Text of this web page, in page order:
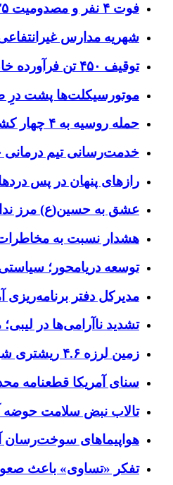
فوت ۴ نفر و مصدومیت ۲۵ تن در عملیات‌های ۲۴ ساعته هلال احمر اصفهان
شهریه مدارس
توقیف ۴۵۰ تن فرآورده خام دامی به دلیل رعایت نکردن ضوابط بهداشتی
موتورسیکلت‌ها پشت درِ طرح
حمله روسیه به ۴ چهار کشتی اوکراینی در حال انتقال سلاح
خدمت‌رسانی تیم درمانی
رازهای پنهان در پس
عشق به حسین(ع) مرز
هشدار نسبت به
توسعه دریامحور؛
مدیرکل دفتر
تشدید ناآرامی‌ها در
زمین لرزه ۴.۶ ریشتری شهرستان بردسیر خسارتی نداشت
سنای آمریکا قطعنامه
تالاب نبض سلامت حوضه
هواپیماهای سوخت‌رسان
تفکر «تساوی» باعث